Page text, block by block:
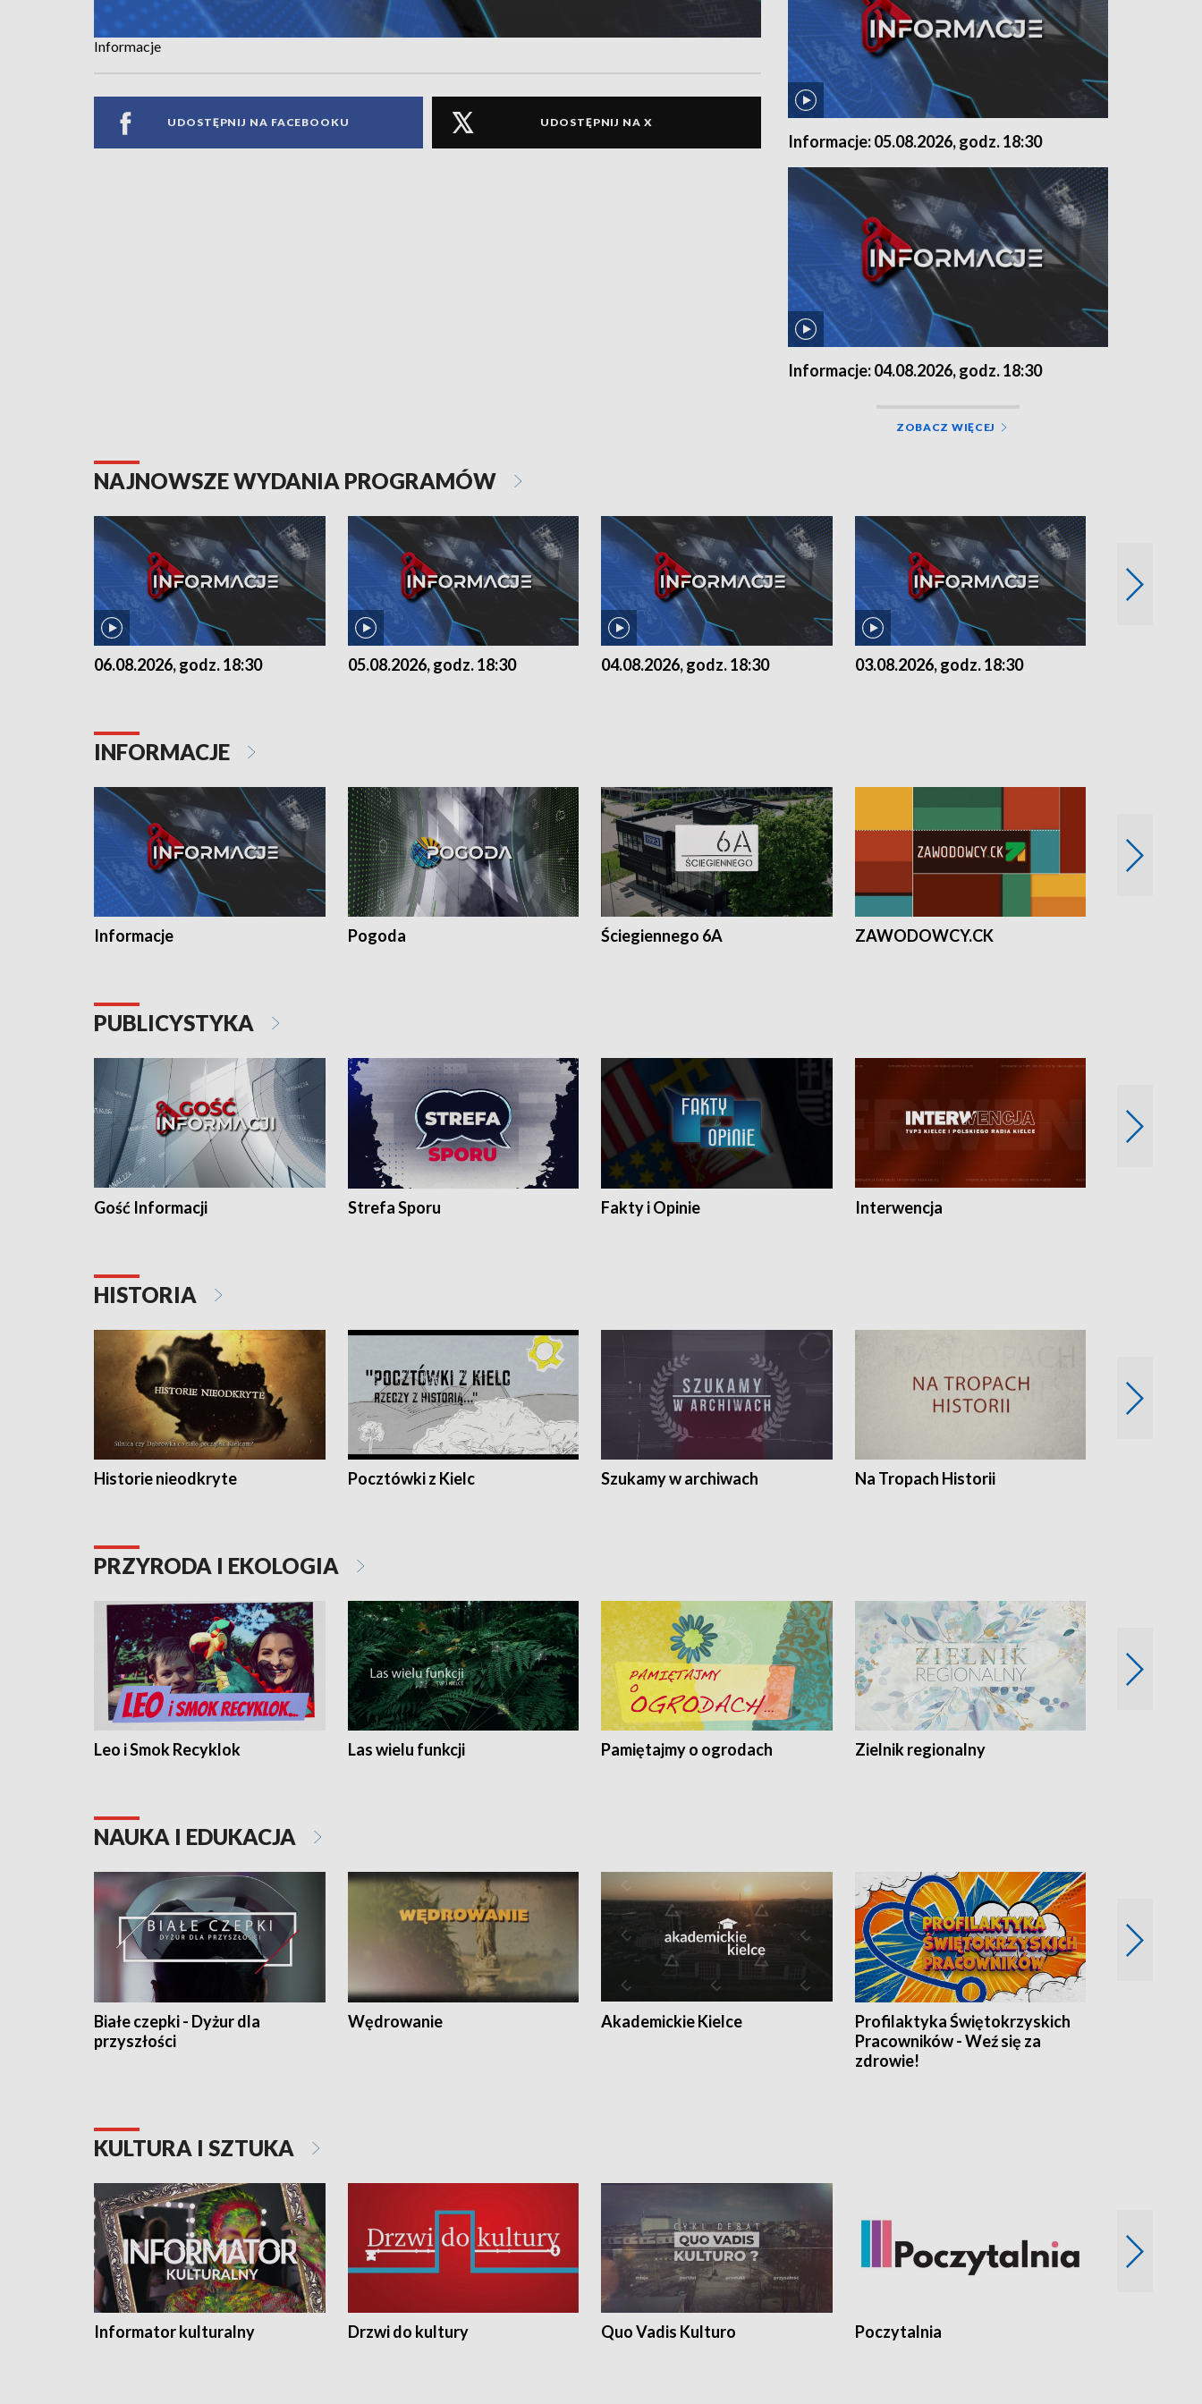
Informacje
UDOSTĘPNIJ NA FACEBOOKU UDOSTĘPNIJ NA X
Informacje: 05.08.2026, godz. 18:30
Informacje: 04.08.2026, godz. 18:30
ZOBACZ WIĘCEJ
NAJNOWSZE WYDANIA PROGRAMÓW
06.08.2026, godz. 18:30 05.08.2026, godz. 18:30 04.08.2026, godz. 18:30 03.08.2026, godz. 18:30
INFORMACJE
Informacje Pogoda Ściegiennego 6A ZAWODOWCY.CK
PUBLICYSTYKA
Gość Informacji Strefa Sporu Fakty i Opinie Interwencja
HISTORIA
Historie nieodkryte Pocztówki z Kielc Szukamy w archiwach Na Tropach Historii
PRZYRODA I EKOLOGIA
Leo i Smok Recyklok Las wielu funkcji Pamiętajmy o ogrodach Zielnik regionalny
NAUKA I EDUKACJA
Białe czepki - Dyżur dla
przyszłości
Wędrowanie Akademickie Kielce
Profilaktyka Świętokrzyskich
Pracowników - Weź się za
zdrowie!
KULTURA I SZTUKA
Informator kulturalny Drzwi do kultury Quo Vadis Kulturo Poczytalnia